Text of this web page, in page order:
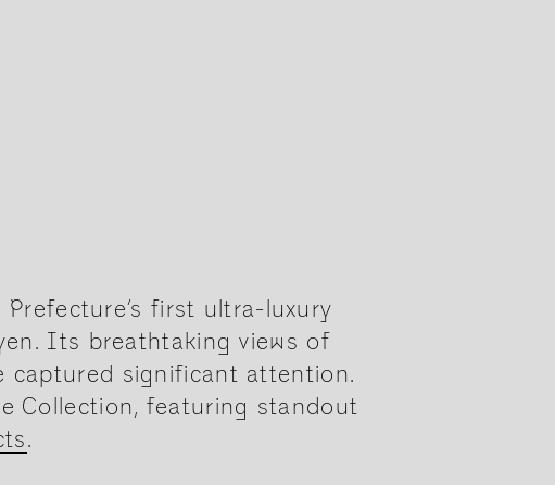
first ultra-luxury
Its breathtaking views of
captured significant attention.
Collection, featuring standout
.